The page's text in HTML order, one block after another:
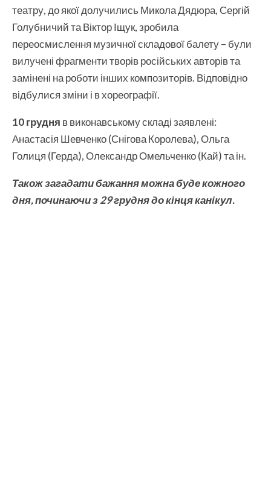
театру, до якої долучились Микола Дядюра, Сергій
Голубничий та Віктор Іщук, зробила
переосмислення музичної складової балету – були
вилучені фрагменти творів російських авторів та
замінені на роботи інших композиторів. Відповідно
відбулися зміни і в хореографії.
10 грудня в виконавському складі заявлені:
Анастасія Шевченко (Снігова Королева), Ольга
Голиця (Герда), Олександр Омельченко (Кай) та ін.
Також загадати бажання можна буде кожного
дня, починаючи з 29 грудня до кінця канікул.